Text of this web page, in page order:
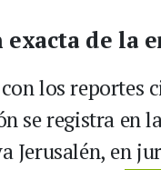
exacta de la
los reportes
se registra en
Jerusalén, en